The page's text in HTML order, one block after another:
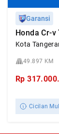
Garansi
Honda Cr-v
Kota
49.897 KM
Rp
Cicilan